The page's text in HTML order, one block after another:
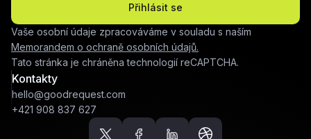
Přihlásit se
Vaše osobní údaje zpracováváme v souladu s naším
Memorandem o ochraně osobních údajů.
Tato stránka je chráněna technologií reCAPTCHA.
Kontakty
hello@goodrequest.com
+421 908 837 627